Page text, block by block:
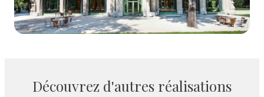
Découvrez d'autres réalisations